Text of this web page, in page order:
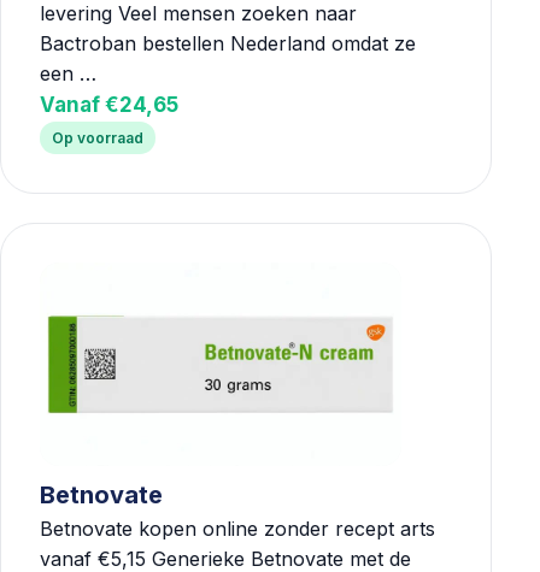
levering Veel mensen zoeken naar
Bactroban bestellen Nederland omdat ze
een …
Vanaf €24,65
Op voorraad
Betnovate
Betnovate kopen online zonder recept arts
vanaf €5,15 Generieke Betnovate met de